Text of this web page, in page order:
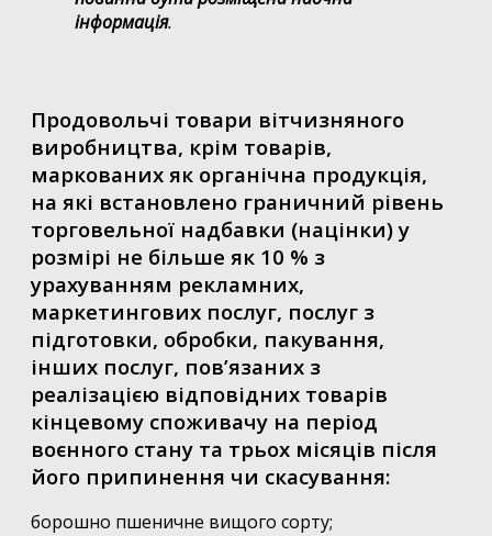
інформація.
Продовольчі товари вітчизняного
виробництва, крім товарів,
маркованих як органічна продукція,
на які встановлено граничний рівень
торговельної надбавки (націнки) у
розмірі не більше як 10 % з
урахуванням рекламних,
маркетингових послуг, послуг з
підготовки, обробки, пакування,
інших послуг, пов’язаних з
реалізацією відповідних товарів
кінцевому споживачу на період
воєнного стану та трьох місяців після
його припинення чи скасування:
борошно пшеничне вищого сорту;